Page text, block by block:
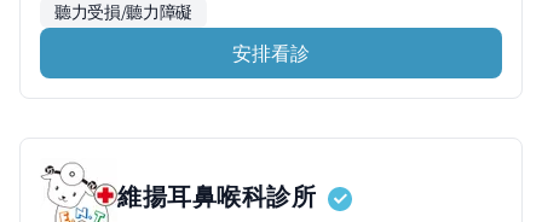
聽力受損/聽力障礙
安排看診
維揚耳鼻喉科診所